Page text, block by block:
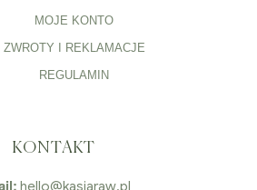
MOJE KONTO
ZWROTY I REKLAMACJE
REGULAMIN
KONTAKT
hello@kasiaraw.pl